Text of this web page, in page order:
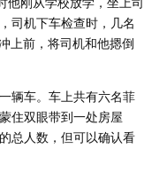
司机下车检查时，几名
上前，将司机和他摁倒
辆车。车上共有六名菲
住双眼带到一处房屋
总人数，但可以确认看